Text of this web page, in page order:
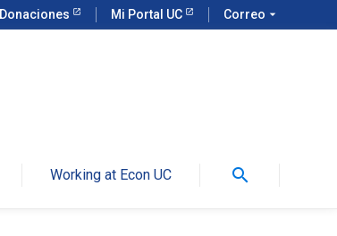
Donaciones Mi Portal UC Correo arrow_drop_down
Working at Econ UC search